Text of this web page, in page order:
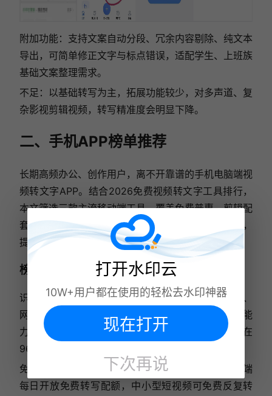
附加功能：支持文案自动分段、冗余内容剔除、纯文本
导出，可简单修正文字与标点错误，适配学生、上班族
基础文案整理需求。
不足：以基础转写为主，拓展功能较少，对多声道、复
杂影视剪辑视频，转写精准度会明显下降。
二、手机APP榜单推荐
长期高频办公、创作用户，离不开靠谱的手机电脑端视
频转文字APP。结合2026免费视频转文字工具排行，
本文筛选三款主流移动端工具，覆盖免费普惠、剪辑配
套、专业商用三大场景，对比各工具优势与收费门槛，
提供专业视频转文字软件推荐。
榜首：水印云APP
识别率：2026年AI转写算法全新升级，适配短视频、
网课录屏、会议录像等全场景素材。自带智能降噪能
力，可弱化背景音乐与环境杂音，综合识别率稳定在
96%以上。
免费额度：作为年度核心免费视频转文字工具，移动端
每日开放免费转写配额，中小型短视频可免费反复转
打开水印云
10W+用户都在使用的轻松去水印神器
现在打开
下次再说